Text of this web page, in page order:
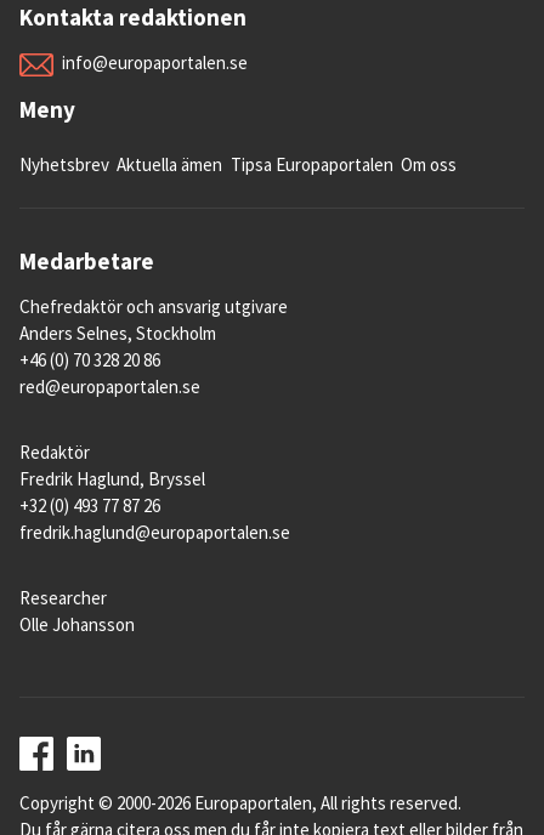
Kontakta redaktionen
info@europaportalen.se
Meny
Nyhetsbrev Aktuella ämen Tipsa Europaportalen Om oss
Medarbetare
Chefredaktör och ansvarig utgivare
Anders Selnes, Stockholm
+46 (0) 70 328 20 86
red@europaportalen.se
Redaktör
Fredrik Haglund, Bryssel
+32 (0) 493 77 87 26
fredrik.haglund@europaportalen.se
Researcher
Olle Johansson
Copyright © 2000-2026 Europaportalen, All rights reserved.
Du får gärna citera oss men du får inte kopiera text eller bilder från